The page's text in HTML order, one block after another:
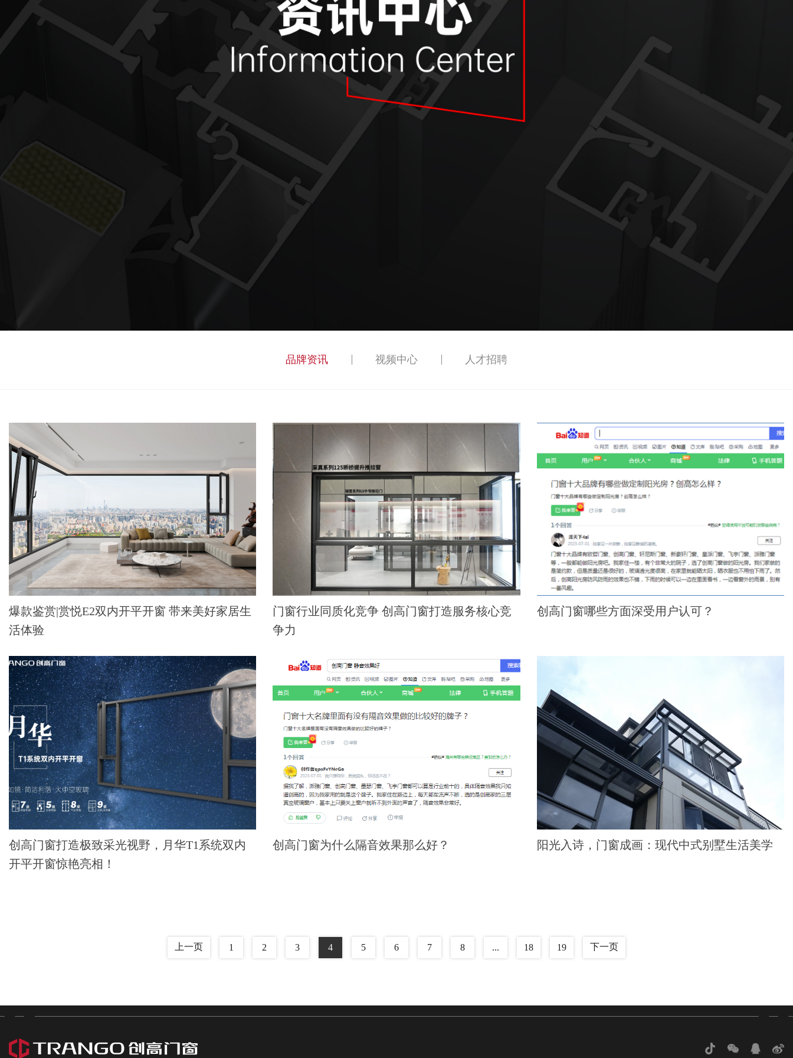
品牌资讯 视频中心 人才招聘
爆款鉴赏|赏悦E2双内开平开窗 带来美好家居生
活体验
门窗行业同质化竞争 创高门窗打造服务核心竞
争力
创高门窗哪些方面深受用户认可？
创高门窗打造极致采光视野，月华T1系统双内
开平开窗惊艳亮相！
创高门窗为什么隔音效果那么好？ 阳光入诗，门窗成画：现代中式别墅生活美学
上一页 1 2 3 4 5 6 7 8 ... 18 19 下一页